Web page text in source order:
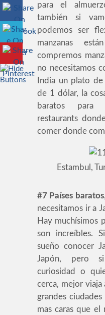
para el
también si
podemos ser
manzanas
compremos
no necesitamos
India un plato
de 1 dólar, la
baratos para
restaurants
comer donde
Estambul,
#7 Países baratos
necesitamos ir a
Hay muchísimos
son increíbles.
sueño conocer
Japón, pero
curiosidad o
cerca, mejor viaja
grandes
mas caras que el